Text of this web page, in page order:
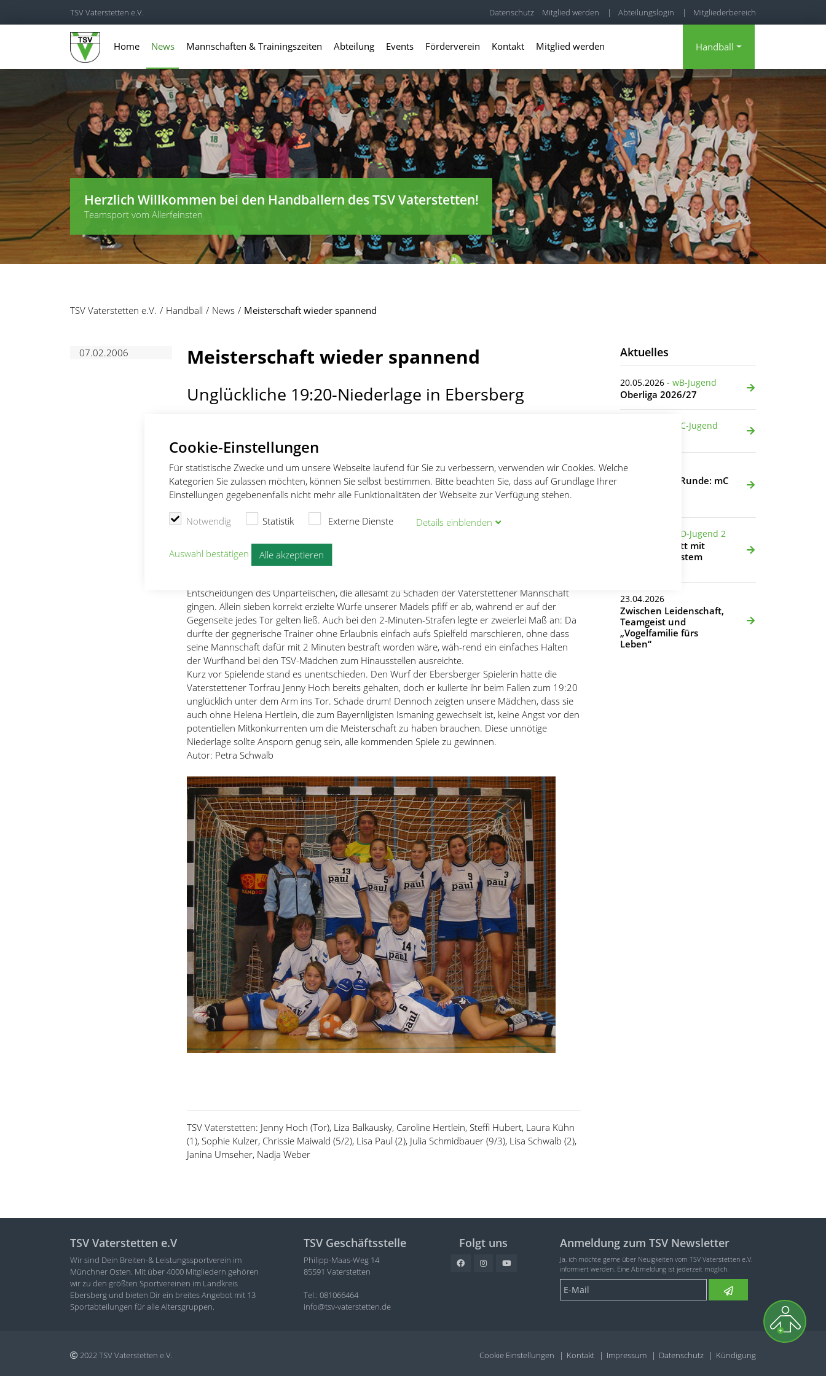
Cookie-Einstellungen
Für statistische Zwecke und um unsere Webseite laufend für Sie zu verbessern, verwenden wir Cookies. Welche
Kategorien Sie zulassen möchten, können Sie selbst bestimmen. Bitte beachten Sie, dass auf Grundlage Ihrer
Einstellungen gegebenenfalls nicht mehr alle Funktionalitäten der Webseite zur Verfügung stehen.
Notwendig Statistik Externe Dienste Details einblenden
Auswahl bestätigen Alle akzeptieren
TSV Vaterstetten e.V. Datenschutz Mitglied werden | Abteilungslogin | Mitgliederbereich
Home News Mannschaften & Trainingszeiten Abteilung Events Förderverein Kontakt Mitglied werden Handball
Herzlich Willkommen bei den Handballern des TSV Vaterstetten!
Teamsport vom Allerfeinsten
TSV Vaterstetten e.V. Handball News Meisterschaft wieder spannend
07.02.2006 Meisterschaft wieder spannend
Unglückliche 19:20-Niederlage in Ebersberg
B-Jugend des TSV Vaterstetten beim Auswärtsspiel in Ebersberg einstecken. Nach nervösem
Spielbeginn der Gäste, das die Heimmannschaft zu nutzen wusste, fanden die
Vaterstettenerinnen erst gegen Mitte der ersten Halbzeit einigermaßen zu ihrem Spiel: die
Abwehrarbeit war nicht konsequent genug, fehlerhafte Pässe taten ihr übriges. Dennoch
gelang es den Vaterstettenerinnen zur Halbzeit mit einem 2-Tore-Vorsprung (10:8) in die
Kabine zu gehen.
Torfrau geprägt, die manchen guten Wurf der Vaterstettenerinnen parieren konnte. Nun
schafften es die Ebersberger Spielerinnen, die offene Deckung des TSV durch ein etwas
Entscheidungen des Unparteiischen, die allesamt zu Schaden der Vaterstettener Mannschaft
gingen. Allein sieben korrekt erzielte Würfe unserer Mädels pfiff er ab, während er auf der
Gegenseite jedes Tor gelten ließ. Auch bei den 2-Minuten-Strafen legte er zweierlei Maß an: Da
durfte der gegnerische Trainer ohne Erlaubnis einfach aufs Spielfeld marschieren, ohne dass
seine Mannschaft dafür mit 2 Minuten bestraft worden wäre, wäh-rend ein einfaches Halten
der Wurfhand bei den TSV-Mädchen zum Hinausstellen ausreichte.
Kurz vor Spielende stand es unentschieden. Den Wurf der Ebersberger Spielerin hatte die
Vaterstettener Torfrau Jenny Hoch bereits gehalten, doch er kullerte ihr beim Fallen zum 19:20
unglücklich unter dem Arm ins Tor. Schade drum! Dennoch zeigten unsere Mädchen, dass sie
auch ohne Helena Hertlein, die zum Bayernligisten Ismaning gewechselt ist, keine Angst vor den
potentiellen Mitkonkurrenten um die Meisterschaft zu haben brauchen. Diese unnötige
Niederlage sollte Ansporn genug sein, alle kommenden Spiele zu gewinnen.
Autor: Petra Schwalb
TSV Vaterstetten: Jenny Hoch (Tor), Liza Balkausky, Caroline Hertlein, Steffi Hubert, Laura Kühn
(1), Sophie Kulzer, Chrissie Maiwald (5/2), Lisa Paul (2), Julia Schmidbauer (9/3), Lisa Schwalb (2),
Janina Umseher, Nadja Weber
Aktuelles
20.05.2026 - wB-Jugend
Oberliga 2026/27
- mC-Jugend
04.05.2026
Zweite Quali-Runde: mC
- mD-Jugend 2
Starker Auftritt mit
knapp verpasstem
23.04.2026
Zwischen Leidenschaft,
Teamgeist und
„Vogelfamilie fürs
Leben“
TSV Vaterstetten e.V
Wir sind Dein Breiten-& Leistungssportverein im
Münchner Osten. Mit über 4000 Mitgliedern gehören
wir zu den größten Sportvereinen im Landkreis
Ebersberg und bieten Dir ein breites Angebot mit 13
Sportabteilungen für alle Altersgruppen.
TSV Geschäftsstelle
Philipp-Maas-Weg 14
85591 Vaterstetten
Tel.: 081066464
info@tsv-vaterstetten.de
Folgt uns Anmeldung zum TSV Newsletter
Ja, ich möchte gerne über Neuigkeiten vom TSV Vaterstetten e.V.
informiert werden. Eine Abmeldung ist jederzeit möglich.
2022 TSV Vaterstetten e.V. Cookie Einstellungen Kontakt Impressum Datenschutz Kündigung